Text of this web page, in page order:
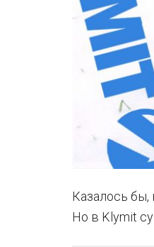
Казалось бы,
Но в Klymit